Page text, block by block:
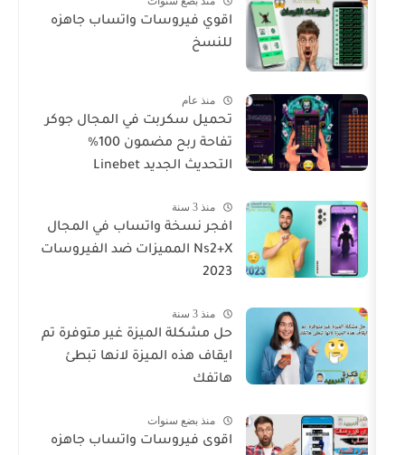
اقوي فيروسات واتساب جاهزه
للنسخ
منذ عام
تحميل سكربت في المجال جوكر
تفاحة ربح مضمون 100%
التحديث الجديد Linebet
منذ 3 سنة
افجر نسخة واتساب في المجال
Ns2+X المميزات ضد الفيروسات
2023
حل مشكلة الميزة غير متوفرة تم
ايقاف هذه الميزة لانها تبطئ
هاتفك
منذ بضع سنوات
اقوى فيروسات واتساب جاهزه